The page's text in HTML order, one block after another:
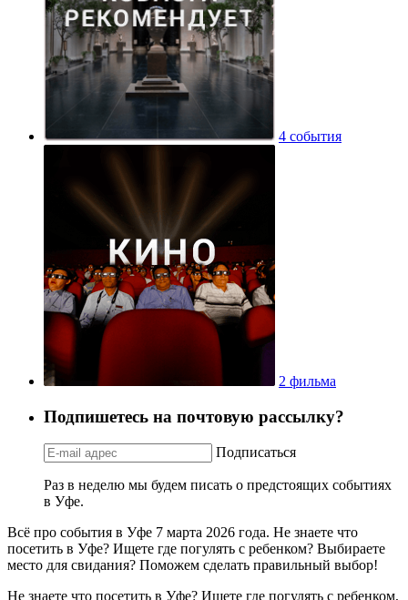
4 события
2 фильма
Подпишетесь на почтовую рассылку?
Подписаться
Раз в неделю мы будем писать о предстоящих событиях
в Уфе.
Всё про события в Уфе 7 марта 2026 года. Не знаете что
посетить в Уфе? Ищете где погулять с ребенком? Выбираете
место для свидания? Поможем сделать правильный выбор!
Не знаете что посетить в Уфе? Ищете где погулять с ребенком,